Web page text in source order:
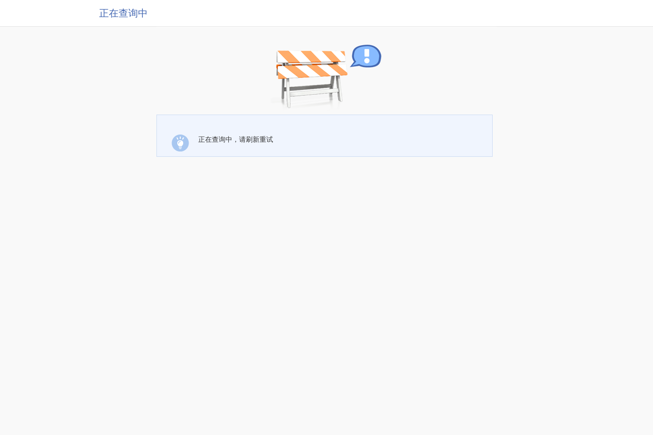
正在查询中
正在查询中，请刷新重试